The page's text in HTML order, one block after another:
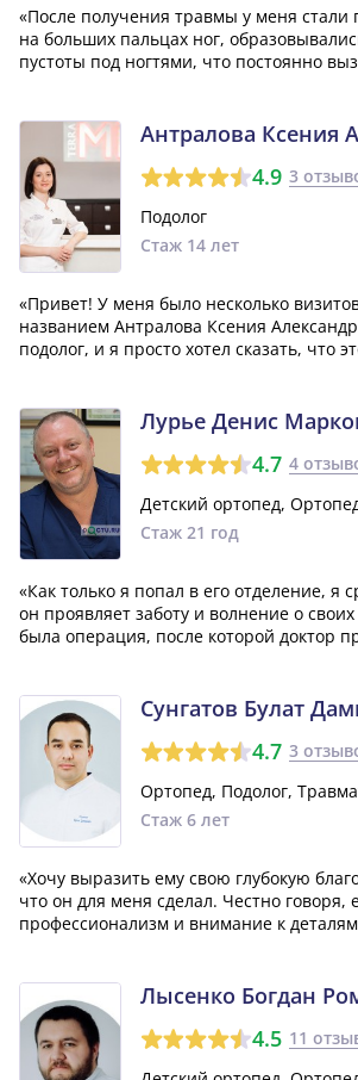
«После получения травмы у меня стали
на больших пальцах ног,
пустоты под ногтями, что постоянно
удаление мертвых ногтей и
Антралова Ксения
4.9 3
Подолог
Стаж 14 лет
«Привет! У меня было несколько
названием Антралова Ксения
подолог, и я просто хотел сказать, что
Именно поэтому я с радостью рек...»
Лурье Денис
4.7 4
Детский ортопед,
Стаж 21 год
«Как только я попал в его отделение, я
он проявляет заботу и волнение о
была операция, после которой доктор
обращаться в хирурги...»Сунгатов Булат
4.7 3
Ортопед, Подолог,
Стаж 6 лет
«Хочу выразить ему свою глубокую
что он для меня сделал. Честно говоря,
профессионализм и внимание к
спасибо, очень вам благодарен.»
Лысенко Богдан
4.5 11